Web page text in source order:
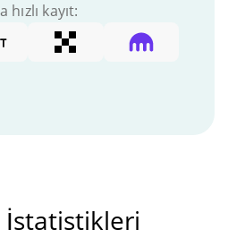
hızlı kayıt:
İstatistikleri